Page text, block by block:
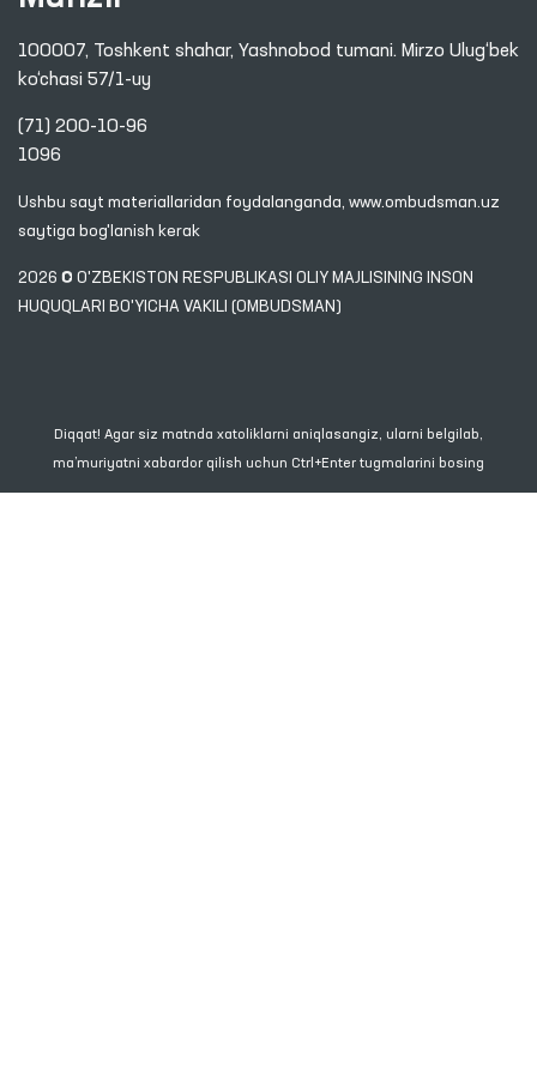
100007, Toshkent shahar, Yashnobod tumani. Mirzo Ulug‘bek
ko‘chasi 57/1-uy
(71) 200-10-96
1096
Ushbu sayt materiallaridan foydalanganda, www.ombudsman.uz
saytiga bog'lanish kerak
2026 © O'ZBEKISTON RESPUBLIKASI OLIY MAJLISINING INSON
HUQUQLARI BO'YICHA VAKILI (OMBUDSMAN)
Diqqat! Agar siz matnda xatoliklarni aniqlasangiz, ularni belgilab,
ma’muriyatni xabardor qilish uchun Ctrl+Enter tugmalarini bosing